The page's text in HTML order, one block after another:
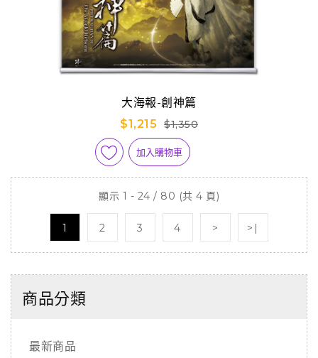
大海報-創神篇
$1,215
$1,350
加入購物車
顯示 1 - 24 / 80 (共 4 頁)
1 2 3 4 > >|
商品分類
最新商品